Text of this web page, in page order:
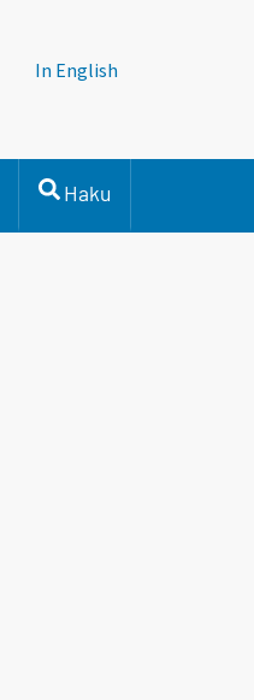
In English
Haku